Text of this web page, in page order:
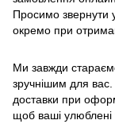
Просимо звернути
окремо при
Ми завжди
зручнішим для
доставки при
щоб ваші улюблені